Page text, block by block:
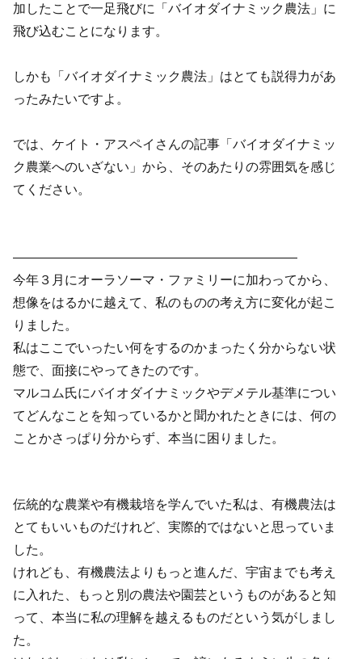
加したことで一足飛びに「バイオダイナミック農法」に
飛び込むことになります。
しかも「バイオダイナミック農法」はとても説得力があ
ったみたいですよ。
では、ケイト・アスペイさんの記事「バイオダイナミッ
ク農業へのいざない」から、そのあたりの雰囲気を感じ
てください。
——————————————————————
今年３月にオーラソーマ・ファミリーに加わってから、
想像をはるかに越えて、私のものの考え方に変化が起こ
りました。
私はここでいったい何をするのかまったく分からない状
態で、面接にやってきたのです。
マルコム氏にバイオダイナミックやデメテル基準につい
てどんなことを知っているかと聞かれたときには、何の
ことかさっぱり分からず、本当に困りました。
伝統的な農業や有機栽培を学んでいた私は、有機農法は
とてもいいものだけれど、実際的ではないと思っていま
した。
けれども、有機農法よりもっと進んだ、宇宙までも考え
に入れた、もっと別の農法や園芸というものがあると知
って、本当に私の理解を越えるものだという気がしまし
た。